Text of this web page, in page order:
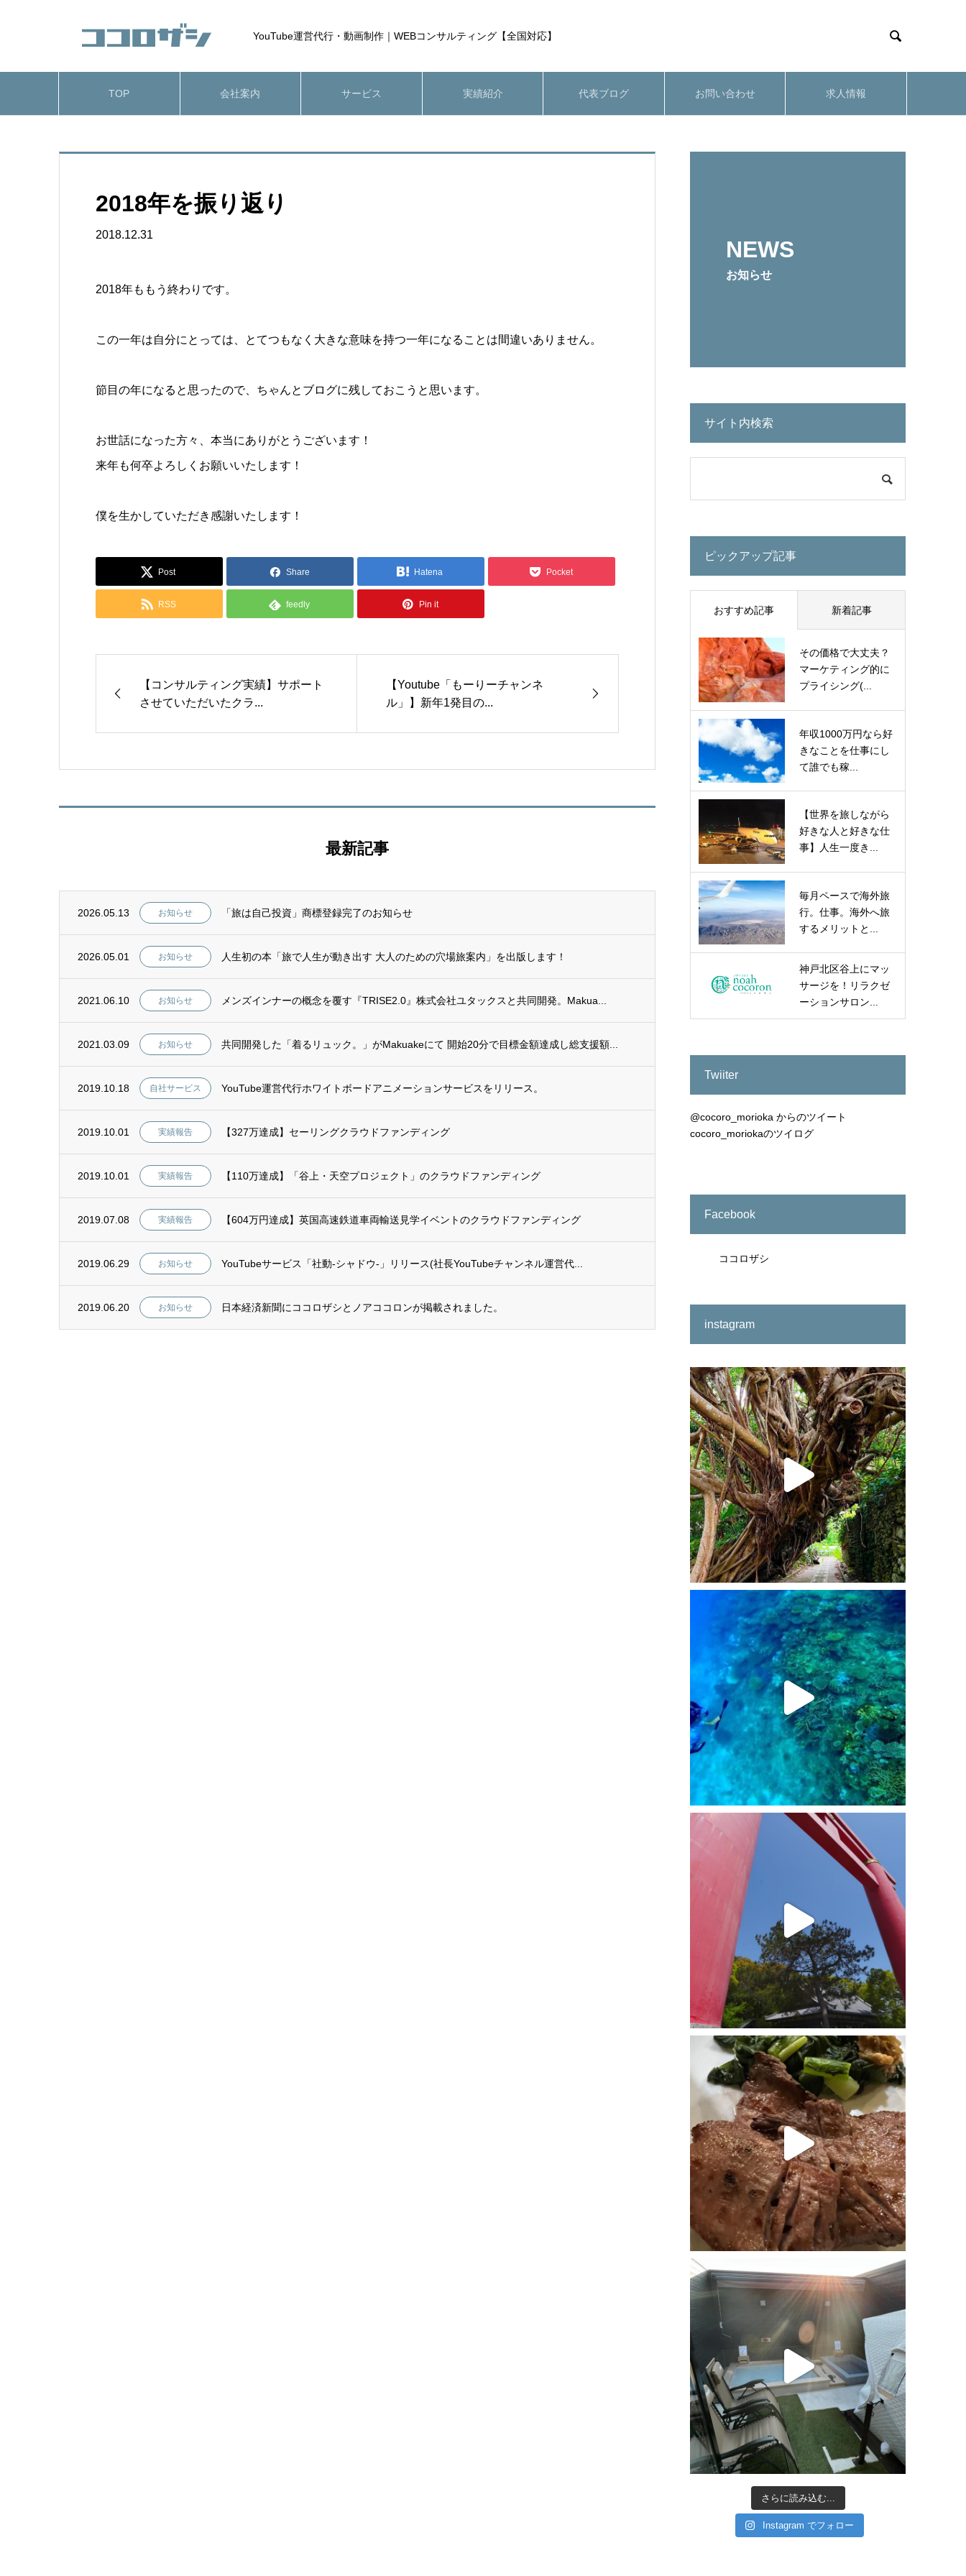
YouTube運営代行・動画制作｜WEBコンサルティング【全国対応】 
TOP 会社案内 サービス 実績紹介 代表ブログ お問い合わせ 求人情報
NEWS
お知らせ
2018年を振り返り
2018.12.31
2018年ももう終わりです。
この一年は自分にとっては、とてつもなく大きな意味を持つ一年になることは間違いありません。
節目の年になると思ったので、ちゃんとブログに残しておこうと思います。
お世話になった方々、本当にありがとうございます！
来年も何卒よろしくお願いいたします！
僕を生かしていただき感謝いたします！
Post Share Hatena Pocket
RSS feedly Pin it
【コンサルティング実績】サポート
させていただいたクラ...
【Youtube「もーりーチャンネ
ル」】新年1発目の...
最新記事
2026.05.13 お知らせ 「旅は自己投資」商標登録完了のお知らせ
2026.05.01 お知らせ 人生初の本「旅で人生が動き出す 大人のための穴場旅案内」を出版します！
2021.06.10 お知らせ メンズインナーの概念を覆す『TRISE2.0』株式会社ユタックスと共同開発。Makua...
2021.03.09 お知らせ 共同開発した「着るリュック。」がMakuakeにて 開始20分で目標金額達成し総支援額...
2019.10.18 自社サービス YouTube運営代行ホワイトボードアニメーションサービスをリリース。
2019.10.01 実績報告 【327万達成】セーリングクラウドファンディング
2019.10.01 実績報告 【110万達成】「谷上・天空プロジェクト」のクラウドファンディング
2019.07.08 実績報告 【604万円達成】英国高速鉄道車両輸送見学イベントのクラウドファンディング
2019.06.29 お知らせ YouTubeサービス「社動-シャドウ-」リリース(社長YouTubeチャンネル運営代...
2019.06.20 お知らせ 日本経済新聞にココロザシとノアココロンが掲載されました。
サイト内検索
ピックアップ記事
おすすめ記事 新着記事
その価格で大丈夫？
マーケティング的に
プライシング(...
年収1000万円なら好
きなことを仕事にし
て誰でも稼...
【世界を旅しながら
好きな人と好きな仕
事】人生一度き...
毎月ペースで海外旅
行。仕事。海外へ旅
するメリットと...
神戸北区谷上にマッ
サージを！リラクゼ
ーションサロン...
Twiiter
@cocoro_morioka からのツイート
cocoro_moriokaのツイログ
Facebook
ココロザシ
instagram
さらに読み込む...
Instagram でフォロー